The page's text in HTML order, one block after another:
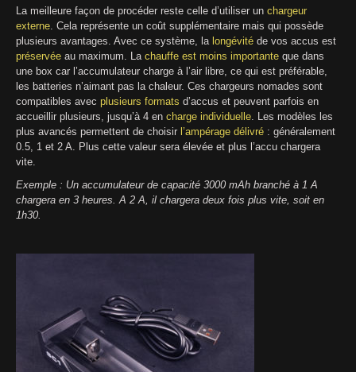
La meilleure façon de procéder reste celle d’utiliser un chargeur
externe. Cela représente un coût supplémentaire mais qui possède
plusieurs avantages. Avec ce système, la longévité de vos accus est
préservée au maximum. La chauffe est moins importante que dans
une box car l’accumulateur charge à l’air libre, ce qui est préférable,
les batteries n’aimant pas la chaleur. Ces chargeurs nomades sont
compatibles avec plusieurs formats d’accus et peuvent parfois en
accueillir plusieurs, jusqu’à 4 en charge individuelle. Les modèles les
plus avancés permettent de choisir l’ampérage délivré : généralement
0.5, 1 et 2 A. Plus cette valeur sera élevée et plus l’accu chargera
vite.
Exemple : Un accumulateur de capacité 3000 mAh branché à 1 A
chargera en 3 heures. A 2 A, il chargera deux fois plus vite, soit en
1h30.